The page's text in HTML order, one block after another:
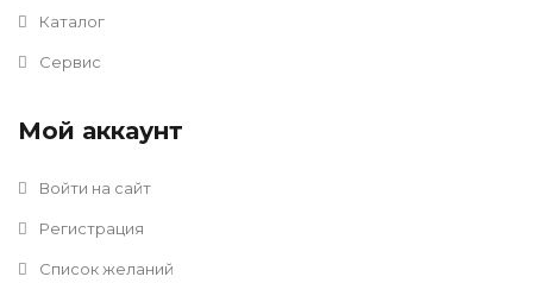
Каталог
Сервис
Мой аккаунт
Войти на сайт
Регистрация
Список желаний